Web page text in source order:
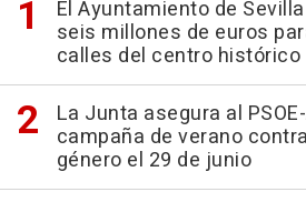
El Ayuntamiento de
seis millones de euros
calles del centro histórico
La Junta asegura al
campaña de verano
género el 29 de junio